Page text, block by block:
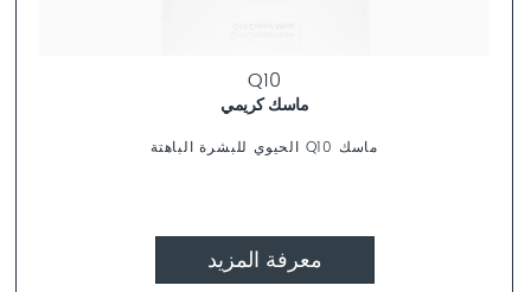
Q10
ماسك كريمي
ماسك Q10 الحيوي للبشرة الباهتة
معرفة المزيد